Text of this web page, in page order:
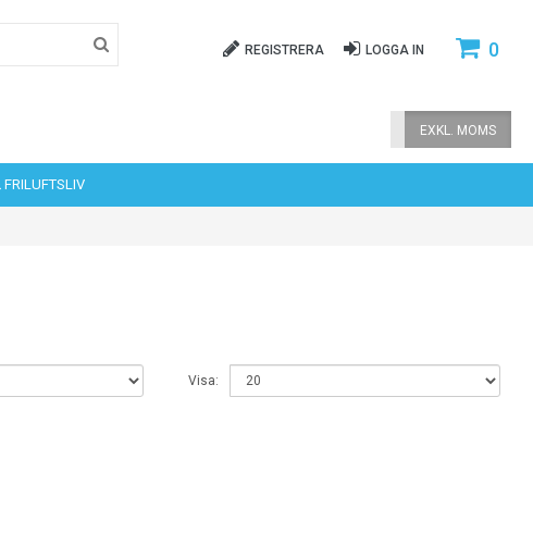
0
REGISTRERA LOGGA IN
EXKL. MOMS
FRILUFTSLIV
Visa: